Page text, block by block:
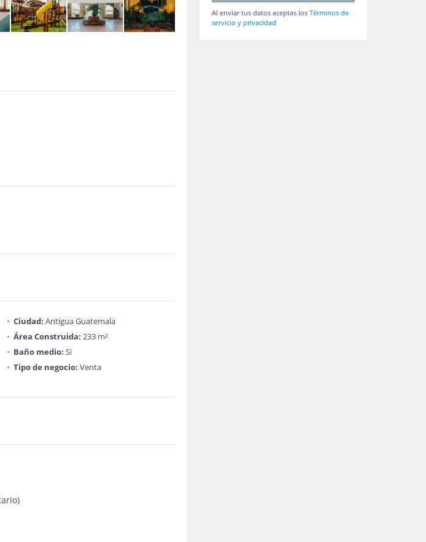
Ciudad: Antigua Guatemala
Área Construida: 233 m²
Baño medio: Si
Tipo de negocio: Venta
Al enviar tus datos aceptas los Términos de
servicio y privacidad